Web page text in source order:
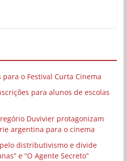
o Festival Curta Cinema
para alunos de escolas
Duvivier protagonizam
argentina para o cinema
distributivismo e divide
e “O Agente Secreto”